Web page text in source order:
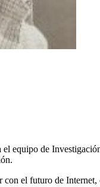
equipo de
el futuro de